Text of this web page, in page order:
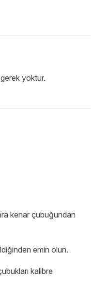
yoktur.
kenar çubuğundan
emin olun.
kalibre